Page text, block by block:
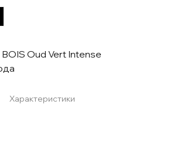
BOIS Oud Vert Intense
Характеристики